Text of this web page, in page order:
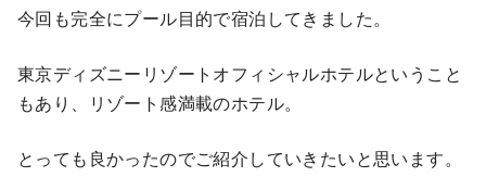
今回も完全にプール目的で宿泊してきました。
東京ディズニーリゾートオフィシャルホテルということ
もあり、リゾート感満載のホテル。
とっても良かったのでご紹介していきたいと思います。